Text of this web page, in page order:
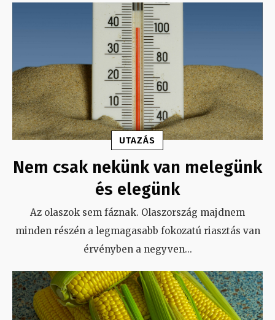
UTAZÁS
Nem csak nekünk van melegünk
és elegünk
Az olaszok sem fáznak. Olaszország majdnem
minden részén a legmagasabb fokozatú riasztás van
érvényben a negyven...